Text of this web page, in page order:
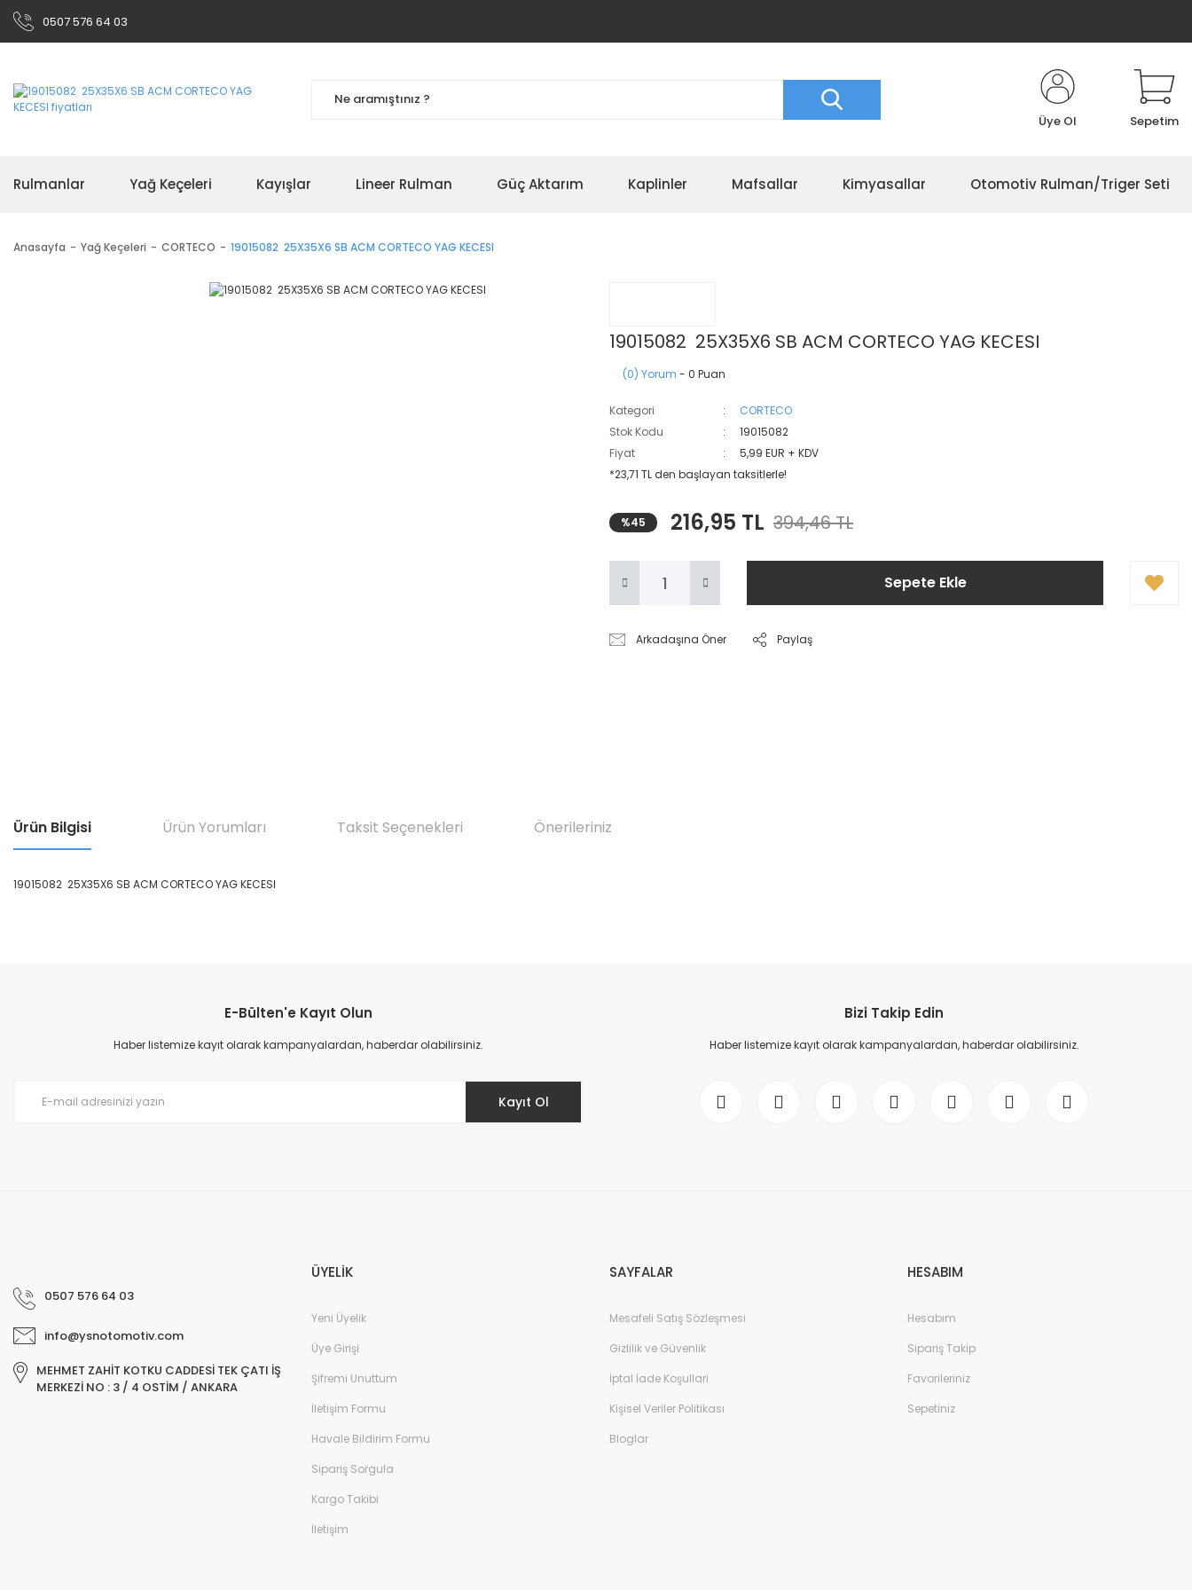
0507 576 64 03
Üye Ol Sepetim
Rulmanlar Yağ Keçeleri Kayışlar Lineer Rulman Güç Aktarım Kaplinler Mafsallar Kimyasallar Otomotiv Rulman/Triger Seti
Anasayfa Yağ Keçeleri CORTECO 19015082 25X35X6 SB ACM CORTECO YAG KECESI
19015082 25X35X6 SB ACM CORTECO YAG KECESI
(0) Yorum - 0 Puan
Kategori
CORTECO
Stok Kodu
19015082
Fiyat
5,99 EUR + KDV
*23,71 TL den başlayan taksitlerle!
%45 216,95 TL 394,46 TL
Sepete Ekle
Arkadaşına Öner Paylaş
Ürün Bilgisi Ürün Yorumları Taksit Seçenekleri Önerileriniz
19015082 25X35X6 SB ACM CORTECO YAG KECESI
Ürün resmi kalitesiz, bozuk veya görüntülenemiyor.
Ürün açıklamasında eksik bilgiler bulunuyor.
E-Bülten'e Kayıt Olun
Haber listemize kayıt olarak kampanyalardan, haberdar olabilirsiniz.
Kayıt Ol
Bizi Takip Edin
Haber listemize kayıt olarak kampanyalardan, haberdar olabilirsiniz.
0507 576 64 03
info@ysnotomotiv.com
MEHMET ZAHİT KOTKU CADDESİ TEK ÇATI İŞ
MERKEZİ NO : 3 / 4 OSTİM / ANKARA
ÜYELİK
Yeni Üyelik
Üye Girişi
Şifremi Unuttum
İletişim Formu
Havale Bildirim Formu
Sipariş Sorgula
Kargo Takibi
İletişim
SAYFALAR
Mesafeli Satış Sözleşmesi
Gizlilik ve Güvenlik
İptal İade Koşullari
Kişisel Veriler Politikası
Bloglar
HESABIM
Hesabım
Sipariş Takip
Favorileriniz
Sepetiniz